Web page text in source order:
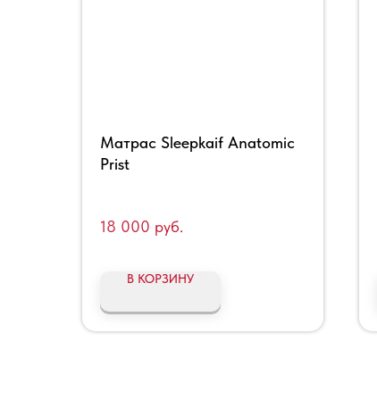
Матрас Sleepkaif Anatomic
Prist
18 000 руб.
В КОРЗИНУ